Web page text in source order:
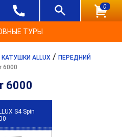
0
ТУРЫ
КАТУШКИ ALLUX / ПЕРЕДНИЙ
6000
6000
S4 Spin